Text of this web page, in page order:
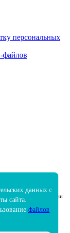
персональных
файлов
данных в соответствии
данных с
сайта.
файлов